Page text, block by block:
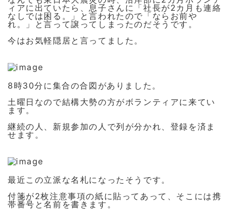
ィアに出ていたら、息子さんに「社長が2カ月も連絡
なしでは困る。」と言われたので「ならお前や
れ。」と言って譲ってしまったのだそうです。
今はお気軽隠居と言ってました。
8時30分に集合の合図がありました。
土曜日なので結構大勢の方がボランティアに来てい
ます。
継続の人、新規参加の人で列が分かれ、登録を済ま
せます。
最近この立派な名札になったそうです。
付箋が2枚注意事項の紙に貼ってあって、そこには携
帯番号と名前を書きます。